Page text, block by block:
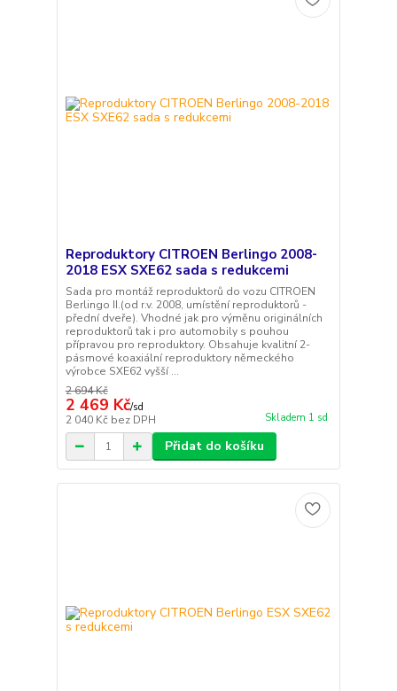
Reproduktory CITROEN Berlingo 2008-
2018 ESX SXE62 sada s redukcemi
Sada pro montáž reproduktorů do vozu CITROEN
Berlingo II.(od r.v. 2008, umístění reproduktorů -
přední dveře). Vhodné jak pro výměnu originálních
reproduktorů tak i pro automobily s pouhou
přípravou pro reproduktory. Obsahuje kvalitní 2-
pásmové koaxiální reproduktory německého
výrobce SXE62 vyšší ...
2 694 Kč
2 469 Kč/sd
2 040 Kč bez DPH Skladem 1 sd
Přidat do košíku